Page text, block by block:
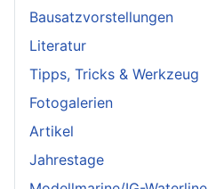
Bausatzvorstellungen
Literatur
Tipps, Tricks & Werkzeug
Fotogalerien
Artikel
Jahrestage